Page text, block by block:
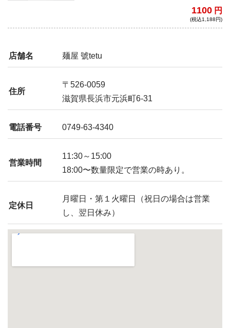
繰り返し、鶏の旨味を凝縮した一杯。雑味
がなくすっきりと飲めながらも濃厚な味わ
1100 円
(税込1,188円)
店舗名 麺屋 號tetu
住所
〒526-0059
滋賀県長浜市元浜町6-31
電話番号 0749-63-4340
営業時間
11:30～15:00
18:00〜数量限定で営業の時あり。
定休日
月曜日・第１火曜日（祝日の場合は営業
し、翌日休み）